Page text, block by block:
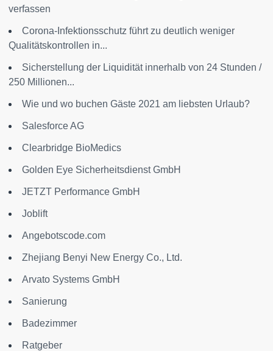
verfassen
Corona-Infektionsschutz führt zu deutlich weniger
Qualitätskontrollen in...
Sicherstellung der Liquidität innerhalb von 24 Stunden /
250 Millionen...
Wie und wo buchen Gäste 2021 am liebsten Urlaub?
Salesforce AG
Clearbridge BioMedics
Golden Eye Sicherheitsdienst GmbH
JETZT Performance GmbH
Joblift
Angebotscode.com
Zhejiang Benyi New Energy Co., Ltd.
Arvato Systems GmbH
Sanierung
Badezimmer
Ratgeber